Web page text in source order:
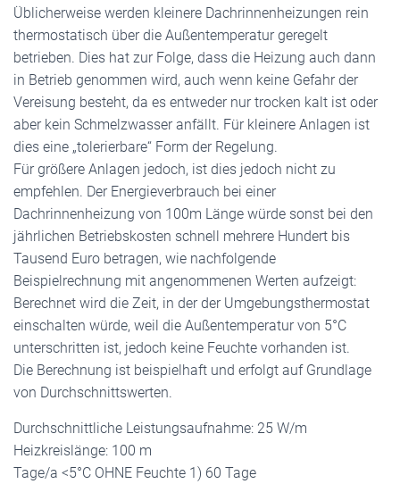
Üblicherweise werden kleinere Dachrinnenheizungen rein
thermostatisch über die Außentemperatur geregelt
betrieben. Dies hat zur Folge, dass die Heizung auch dann
in Betrieb genommen wird, auch wenn keine Gefahr der
Vereisung besteht, da es entweder nur trocken kalt ist oder
aber kein Schmelzwasser anfällt. Für kleinere Anlagen ist
dies eine „tolerierbare“ Form der Regelung.
Für größere Anlagen jedoch, ist dies jedoch nicht zu
empfehlen. Der Energieverbrauch bei einer
Dachrinnenheizung von 100m Länge würde sonst bei den
jährlichen Betriebskosten schnell mehrere Hundert bis
Tausend Euro betragen, wie nachfolgende
Beispielrechnung mit angenommenen Werten aufzeigt:
Berechnet wird die Zeit, in der der Umgebungsthermostat
einschalten würde, weil die Außentemperatur von 5°C
unterschritten ist, jedoch keine Feuchte vorhanden ist.
Die Berechnung ist beispielhaft und erfolgt auf Grundlage
von Durchschnittswerten.
Durchschnittliche Leistungsaufnahme: 25 W/m
Heizkreislänge: 100 m
Tage/a <5°C OHNE Feuchte 1) 60 Tage